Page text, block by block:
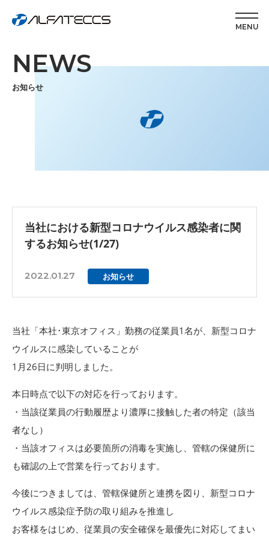
MENU
NEWS
お知らせ
当社における新型コロナウイルス感染者に関
するお知らせ(1/27)
2022.01.27 お知らせ
当社「本社･東京オフィス」勤務の従業員1名が、新型コロナ
ウイルスに感染していることが
1月26日に判明しました。
本日時点で以下の対応を行っております。
・当該従業員の行動履歴より濃厚に接触した者の特定（該当
者なし）
・当該オフィスは必要箇所の消毒を実施し、管轄の保健所に
も確認の上で営業を行っております。
今後につきましては、管轄保健所と連携を図り、新型コロナ
ウイルス感染症予防の取り組みを推進し
お客様をはじめ、従業員の安全確保を最優先に対応してまい